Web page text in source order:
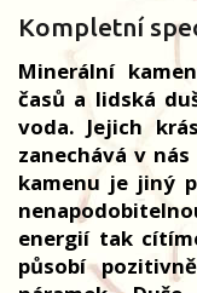
Kompletní
Minerální
časů a lidská
voda. Jejich
zanechává v
kamenu je jiný
energií tak
působí